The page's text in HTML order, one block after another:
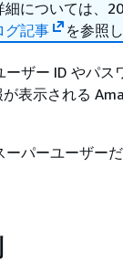
については、
グ記事 を参照
ーザー ID やパ
表示される
ーパーユーザー